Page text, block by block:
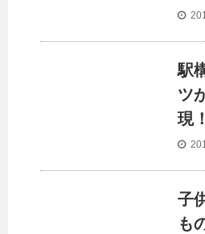
駅
ツ
現！
子
も